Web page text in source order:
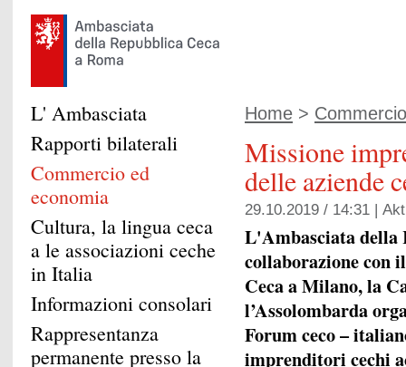
Home >
Missione
delle aziende
29.10.2019 / 14:31 |
L'Ambasciata della
collaborazione con
Ceca a Milano, la
l’Assolombarda
Forum ceco –
imprenditori cechi
L' Ambasciata
Rapporti bilaterali
Commercio ed
economia
Cultura, la lingua ceca
a le associazioni ceche
in Italia
Informazioni consolari
Rappresentanza
permanente presso la